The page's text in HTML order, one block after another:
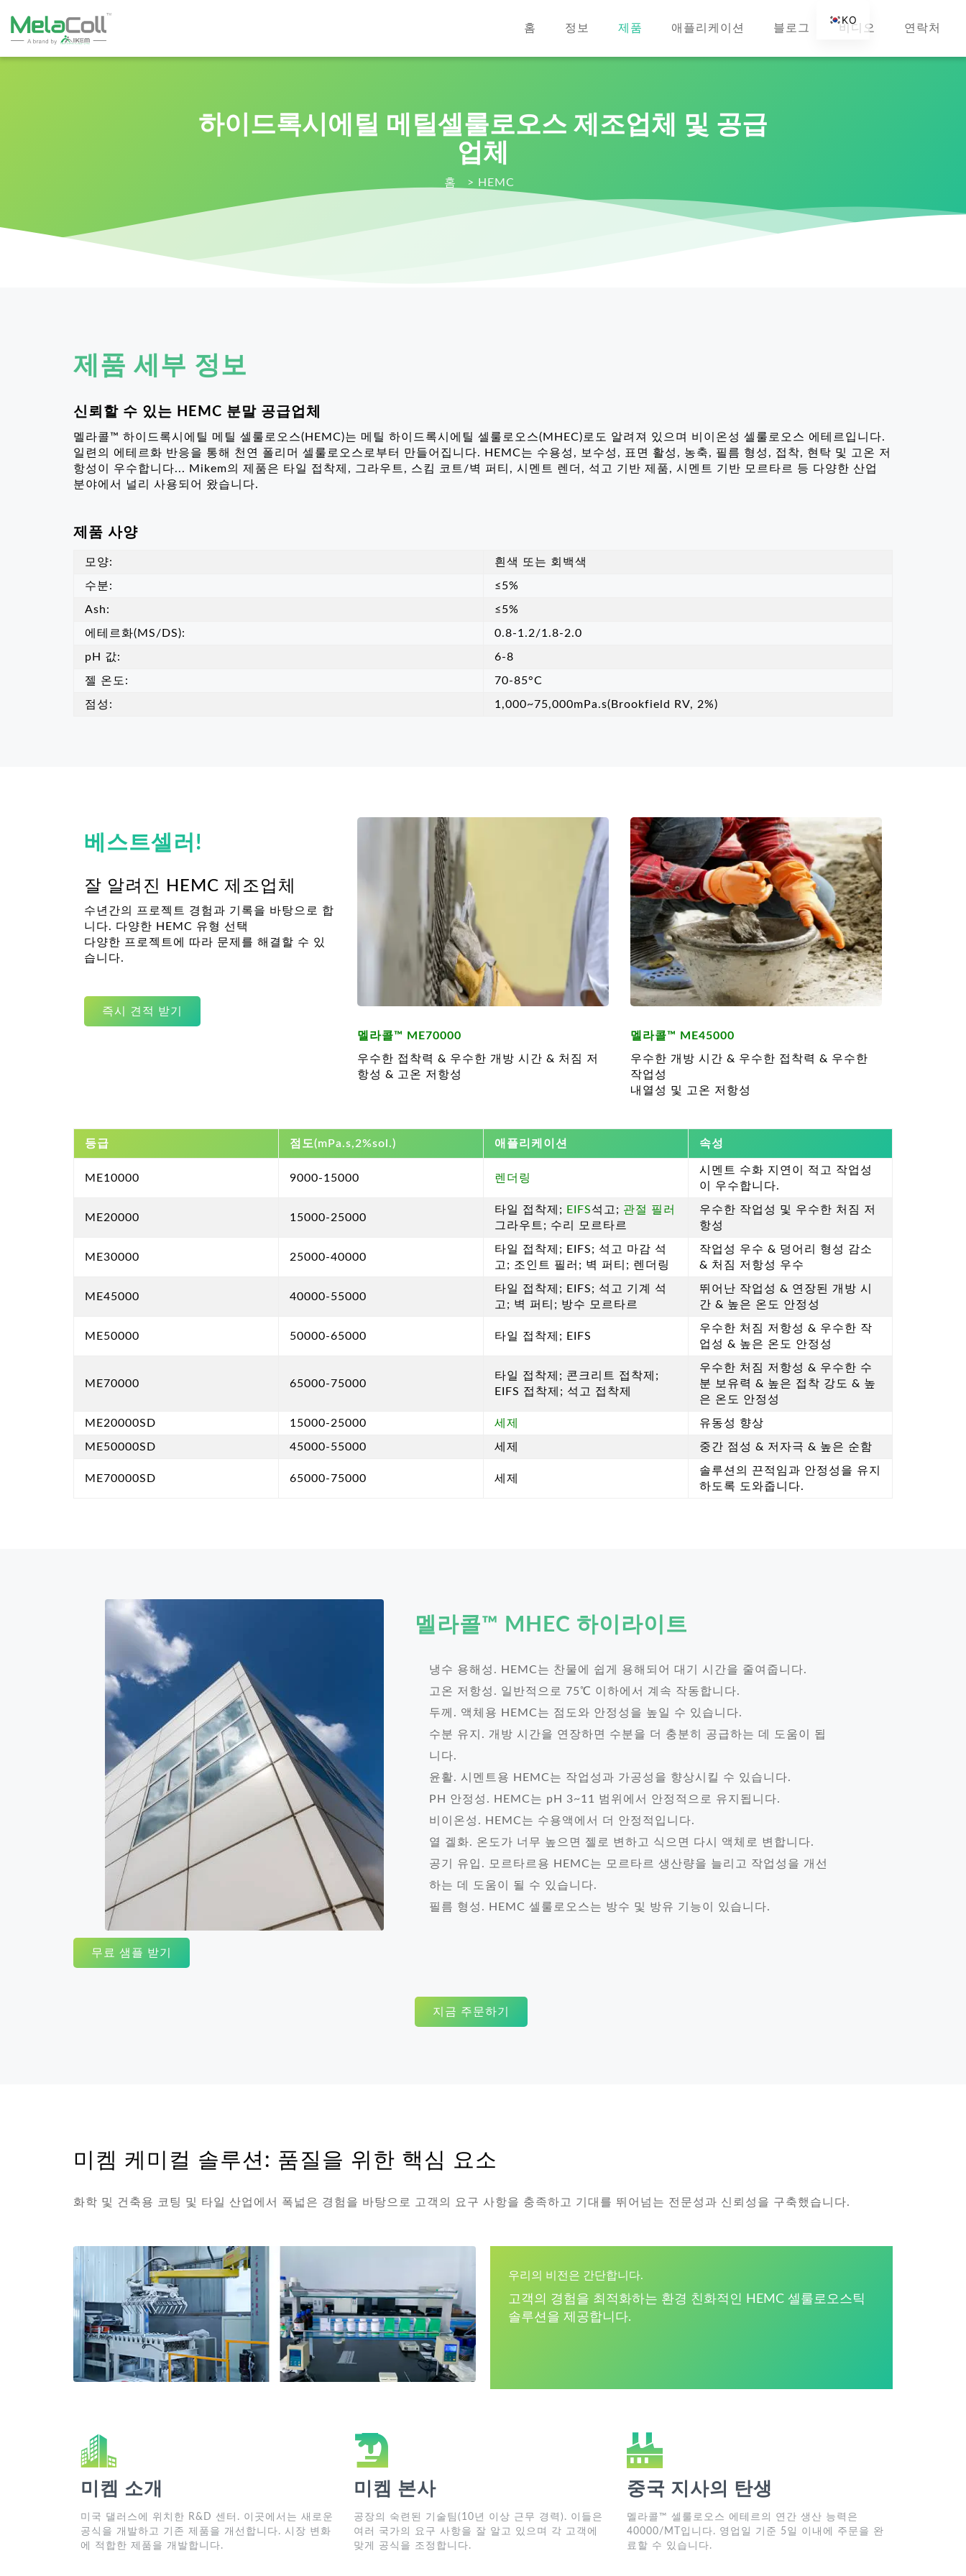
홈 정보 제품 애플리케이션 블로그 비디오 연락처
하이드록시에틸 메틸셀룰로오스 제조업체 및 공급
업체
홈 > HEMC
제품 세부 정보
신뢰할 수 있는 HEMC 분말 공급업체
멜라콜™ 하이드록시에틸 메틸 셀룰로오스(HEMC)는 메틸 하이드록시에틸 셀룰로오스(MHEC)로도 알려져 있으며 비이온성 셀룰로오스 에테르입니다.
일련의 에테르화 반응을 통해 천연 폴리머 셀룰로오스로부터 만들어집니다. HEMC는 수용성, 보수성, 표면 활성, 농축, 필름 형성, 접착, 현탁 및 고온 저
항성이 우수합니다... Mikem의 제품은 타일 접착제, 그라우트, 스킴 코트/벽 퍼티, 시멘트 렌더, 석고 기반 제품, 시멘트 기반 모르타르 등 다양한 산업
분야에서 널리 사용되어 왔습니다.
제품 사양
모양: 흰색 또는 회백색
수분: ≤5%
Ash: ≤5%
에테르화(MS/DS): 0.8-1.2/1.8-2.0
pH 값: 6-8
젤 온도: 70-85°C
점성: 1,000~75,000mPa.s(Brookfield RV, 2%)
베스트셀러!
잘 알려진 HEMC 제조업체
수년간의 프로젝트 경험과 기록을 바탕으로 합
니다. 다양한 HEMC 유형 선택
다양한 프로젝트에 따라 문제를 해결할 수 있
습니다.
즉시 견적 받기
멜라콜™ ME70000
우수한 접착력 & 우수한 개방 시간 & 처짐 저
항성 & 고온 저항성
멜라콜™ ME45000
우수한 개방 시간 & 우수한 접착력 & 우수한
작업성
내열성 및 고온 저항성
등급 점도(mPa.s,2%sol.) 애플리케이션 속성
ME10000 9000-15000 렌더링
시멘트 수화 지연이 적고 작업성
이 우수합니다.
ME20000 15000-25000
타일 접착제; EIFS석고; 관절 필러
그라우트; 수리 모르타르
우수한 작업성 및 우수한 처짐 저
항성
ME30000 25000-40000
타일 접착제; EIFS; 석고 마감 석
고; 조인트 필러; 벽 퍼티; 렌더링
작업성 우수 & 덩어리 형성 감소
& 처짐 저항성 우수
ME45000 40000-55000
타일 접착제; EIFS; 석고 기계 석
고; 벽 퍼티; 방수 모르타르
뛰어난 작업성 & 연장된 개방 시
간 & 높은 온도 안정성
ME50000 50000-65000 타일 접착제; EIFS
우수한 처짐 저항성 & 우수한 작
업성 & 높은 온도 안정성
ME70000 65000-75000
타일 접착제; 콘크리트 접착제;
EIFS 접착제; 석고 접착제
우수한 처짐 저항성 & 우수한 수
분 보유력 & 높은 접착 강도 & 높
은 온도 안정성
ME20000SD 15000-25000 세제 유동성 향상
ME50000SD 45000-55000 세제 중간 점성 & 저자극 & 높은 순함
ME70000SD 65000-75000 세제
솔루션의 끈적임과 안정성을 유지
하도록 도와줍니다.
멜라콜™ MHEC 하이라이트
냉수 용해성. HEMC는 찬물에 쉽게 용해되어 대기 시간을 줄여줍니다.
고온 저항성. 일반적으로 75℃ 이하에서 계속 작동합니다.
두께. 액체용 HEMC는 점도와 안정성을 높일 수 있습니다.
수분 유지. 개방 시간을 연장하면 수분을 더 충분히 공급하는 데 도움이 됩
니다.
윤활. 시멘트용 HEMC는 작업성과 가공성을 향상시킬 수 있습니다.
PH 안정성. HEMC는 pH 3~11 범위에서 안정적으로 유지됩니다.
비이온성. HEMC는 수용액에서 더 안정적입니다.
열 겔화. 온도가 너무 높으면 젤로 변하고 식으면 다시 액체로 변합니다.
공기 유입. 모르타르용 HEMC는 모르타르 생산량을 늘리고 작업성을 개선
하는 데 도움이 될 수 있습니다.
필름 형성. HEMC 셀룰로오스는 방수 및 방유 기능이 있습니다.
무료 샘플 받기
지금 주문하기
미켐 케미컬 솔루션: 품질을 위한 핵심 요소
화학 및 건축용 코팅 및 타일 산업에서 폭넓은 경험을 바탕으로 고객의 요구 사항을 충족하고 기대를 뛰어넘는 전문성과 신뢰성을 구축했습니다.
우리의 비전은 간단합니다.
고객의 경험을 최적화하는 환경 친화적인 HEMC 셀룰로오스틱
솔루션을 제공합니다.
미켐 소개
미국 댈러스에 위치한 R&D 센터. 이곳에서는 새로운
공식을 개발하고 기존 제품을 개선합니다. 시장 변화
에 적합한 제품을 개발합니다.
미켐 본사
공장의 숙련된 기술팀(10년 이상 근무 경력). 이들은
여러 국가의 요구 사항을 잘 알고 있으며 각 고객에
맞게 공식을 조정합니다.
중국 지사의 탄생
멜라콜™ 셀룰로오스 에테르의 연간 생산 능력은
40000/MT입니다. 영업일 기준 5일 이내에 주문을 완
료할 수 있습니다.
KO
TR